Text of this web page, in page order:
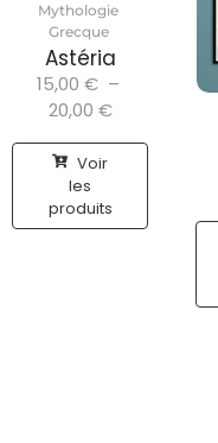
Mythologie
Grecque
Astéria
15,00 € –
20,00 €
Voir
les
produits